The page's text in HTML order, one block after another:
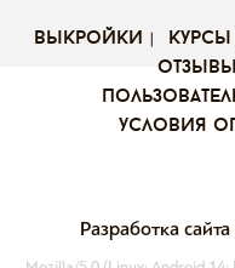
выкройки курсы
отзывы
условия
Разработка